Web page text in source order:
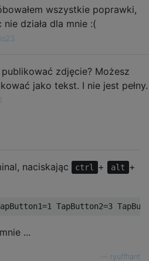
wszystkie poprawki,
nie działa dla mnie :(
zdjęcie? Możesz
jako tekst. I nie jest pełny.
naciskając ctrl + alt +
...
ryuffhant